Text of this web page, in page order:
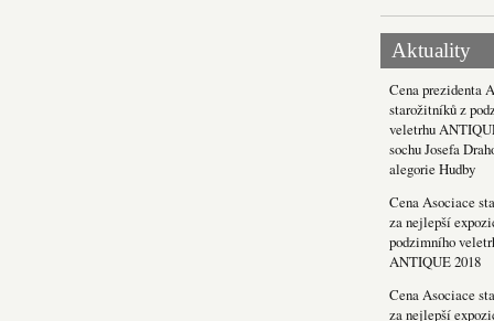
Aktuality
Cena prezidenta
starožitníků z
veletrhu
sochu Josefa
alegorie Hudby
Cena Asociace
za nejlepší
podzimního
ANTIQUE 2018
Cena Asociace
za nejlepší